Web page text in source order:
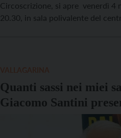
Circoscrizione, si apre venerdì 4
20.30, in sala polivalente del
Quanti sassi nei miei
Giacomo Santini
nuovo libro a